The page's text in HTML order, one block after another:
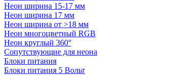
Неон ширина 15-17 мм
Неон ширина 17 мм
Неон ширина от >18 мм
Неон многоцветный RGB
Неон круглый 360°
Сопутствующие для неона
Блоки питания
Блоки питания 5 Вольт